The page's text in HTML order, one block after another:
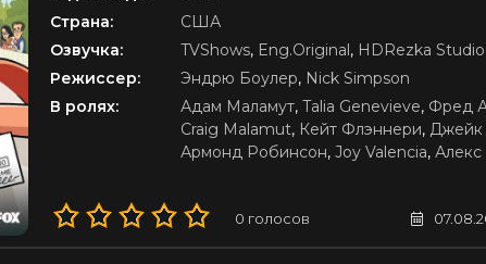
Страна:
США
Озвучка:
TVShows, Eng.Original, HDRezka Studio
Режиссер:
Эндрю Боулер, Nick Simpson
В ролях:
Адам Маламут, Talia Genevieve, Фред
Craig Malamut, Кейт Флэннери, Джейк
Армонд Робинсон, Joy Valencia,
0 голосов